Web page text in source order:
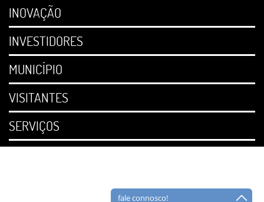
INOVAÇÃO
INVESTIDORES
MUNICÍPIO
VISITANTES
SERVIÇOS
fale connosco!